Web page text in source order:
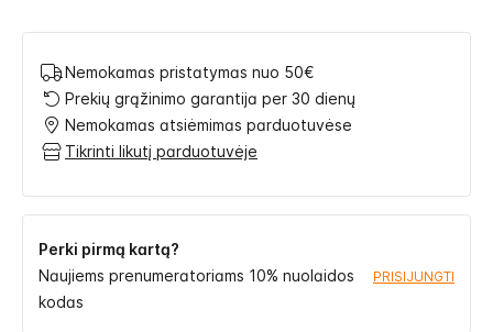
Nemokamas pristatymas nuo 50€
Prekių grąžinimo garantija per 30 dienų
Nemokamas atsiėmimas parduotuvėse
Tikrinti likutį parduotuvėje
Perki pirmą kartą?
Naujiems prenumeratoriams 10% nuolaidos
kodas
PRISIJUNGTI